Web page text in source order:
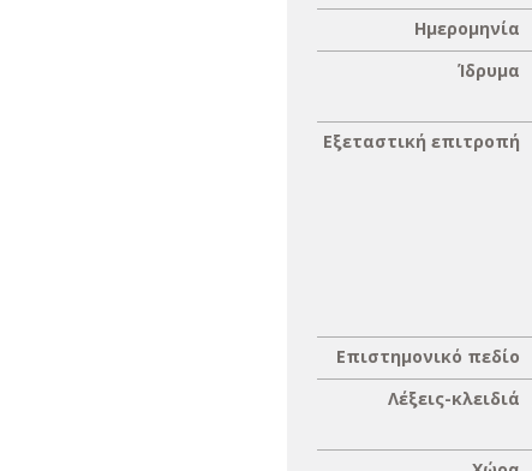
Ημερομηνία
Ίδρυμα
Εξεταστική επιτροπή
Επιστημονικό πεδίο
Λέξεις-κλειδιά